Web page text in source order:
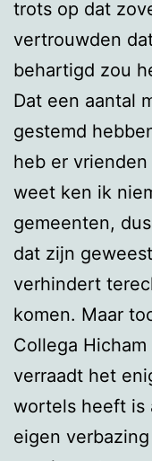
trots op dat
vertrouwden
behartigd zou
Dat een aantal
gestemd
heb er
weet ken ik
gemeenten,
dat zijn
verhindert
komen. Maar
Collega
verraadt het
wortels heeft is
eigen